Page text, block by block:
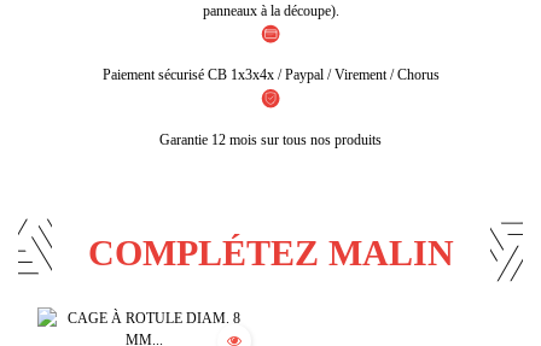
panneaux à la découpe).
Paiement sécurisé CB 1x3x4x / Paypal / Virement / Chorus
Garantie 12 mois sur tous nos produits
COMPLÉTEZ MALIN